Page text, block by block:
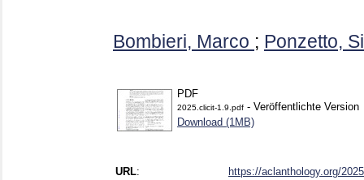
Bombieri, Marco ; Ponzetto,
PDF
2025.clicit-1.9.pdf - Veröffentlichte Version
Download (1MB)
URL:
https://aclanthology.org/